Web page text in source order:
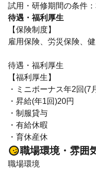
待遇・福利厚生
【保険制度】
雇用保険、労災保険、
待遇・福利厚生
【福利厚生】
・ミニボーナス年2回
・昇給(年1回)20円
・制服貸与
・有給休暇
・育休産休
職場環境・雰囲
職場環境